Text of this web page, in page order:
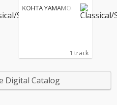
KOHTA YAMAMOT
1 track
Digital Catalog